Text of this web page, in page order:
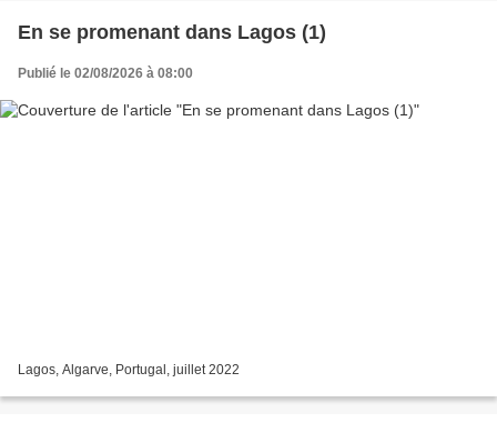
En se promenant dans Lagos (1)
Publié le 02/08/2026 à 08:00
Lagos, Algarve, Portugal, juillet 2022